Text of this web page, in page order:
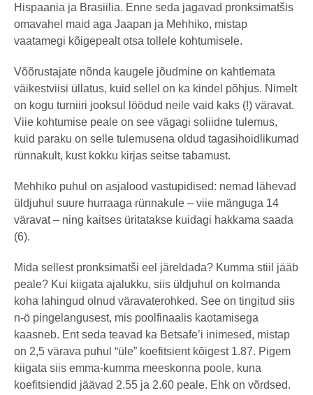
Hispaania ja Brasiilia. Enne seda jagavad pronksimatšis
omavahel maid aga Jaapan ja Mehhiko, mistap
vaatamegi kõigepealt otsa tollele kohtumisele.
Võõrustajate nõnda kaugele jõudmine on kahtlemata
väikestviisi üllatus, kuid sellel on ka kindel põhjus. Nimelt
on kogu turniiri jooksul löödud neile vaid kaks (!) väravat.
Viie kohtumise peale on see vägagi soliidne tulemus,
kuid paraku on selle tulemusena oldud tagasihoidlikumad
rünnakult, kust kokku kirjas seitse tabamust.
Mehhiko puhul on asjalood vastupidised: nemad lähevad
üldjuhul suure hurraaga rünnakule – viie mänguga 14
väravat – ning kaitses üritatakse kuidagi hakkama saada
(6).
Mida sellest pronksimatši eel järeldada? Kumma stiil jääb
peale? Kui kiigata ajalukku, siis üldjuhul on kolmanda
koha lahingud olnud väravaterohked. See on tingitud siis
n-ö pingelangusest, mis poolfinaalis kaotamisega
kaasneb. Ent seda teavad ka Betsafe’i inimesed, mistap
on 2,5 värava puhul “üle” koefitsient kõigest 1.87. Pigem
kiigata siis emma-kumma meeskonna poole, kuna
koefitsiendid jäävad 2.55 ja 2.60 peale. Ehk on võrdsed.